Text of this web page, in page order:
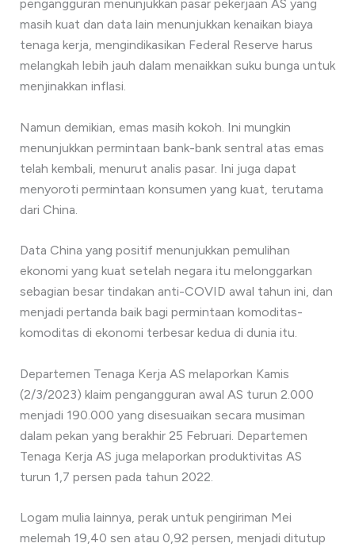
pengangguran menunjukkan pasar pekerjaan AS yang
masih kuat dan data lain menunjukkan kenaikan biaya
tenaga kerja, mengindikasikan Federal Reserve harus
melangkah lebih jauh dalam menaikkan suku bunga untuk
menjinakkan inflasi.
Namun demikian, emas masih kokoh. Ini mungkin
menunjukkan permintaan bank-bank sentral atas emas
telah kembali, menurut analis pasar. Ini juga dapat
menyoroti permintaan konsumen yang kuat, terutama
dari China.
Data China yang positif menunjukkan pemulihan
ekonomi yang kuat setelah negara itu melonggarkan
sebagian besar tindakan anti-COVID awal tahun ini, dan
menjadi pertanda baik bagi permintaan komoditas-
komoditas di ekonomi terbesar kedua di dunia itu.
Departemen Tenaga Kerja AS melaporkan Kamis
(2/3/2023) klaim pengangguran awal AS turun 2.000
menjadi 190.000 yang disesuaikan secara musiman
dalam pekan yang berakhir 25 Februari. Departemen
Tenaga Kerja AS juga melaporkan produktivitas AS
turun 1,7 persen pada tahun 2022.
Logam mulia lainnya, perak untuk pengiriman Mei
melemah 19,40 sen atau 0,92 persen, menjadi ditutup